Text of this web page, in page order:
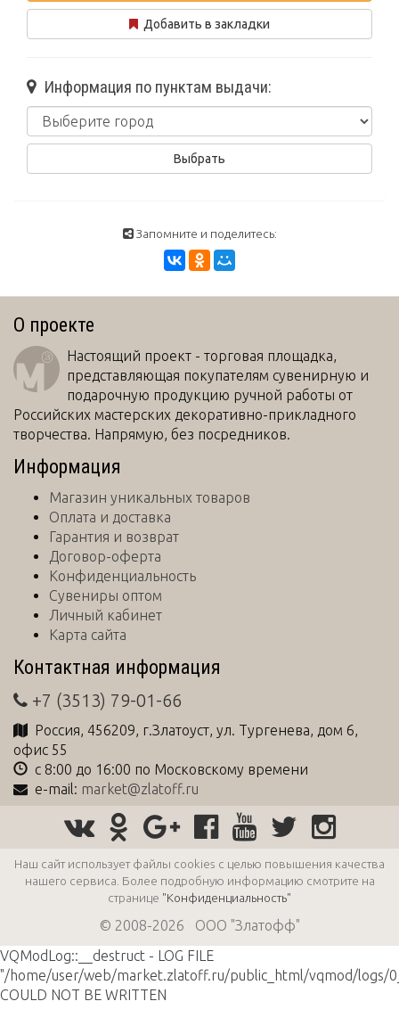
Добавить в закладки
Информация по пунктам выдачи:
Запомните и поделитесь:
О проекте
Настоящий проект - торговая площадка,
представляющая покупателям сувенирную и
подарочную продукцию ручной работы от
Российских мастерских декоративно-прикладного
творчества. Напрямую, без посредников.
Информация
Магазин уникальных товаров
Оплата и доставка
Гарантия и возврат
Договор-оферта
Конфиденциальность
Сувениры оптом
Личный кабинет
Карта сайта
Контактная информация
+7 (3513) 79-01-66
Россия, 456209, г.Златоуст, ул. Тургенева, дом 6,
офис 55
с 8:00 до 16:00 по Московскому времени
e-mail: market@zlatoff.ru
Наш сайт использует файлы cookies с целью повышения качества
нашего сервиса. Более подробную информацию смотрите на
странице "Конфиденциальность"
© 2008-2026 ООО "Златофф"
VQModLog::__destruct - LOG FILE
"/home/user/web/market.zlatoff.ru/public_html/vqmod/logs/
COULD NOT BE WRITTEN